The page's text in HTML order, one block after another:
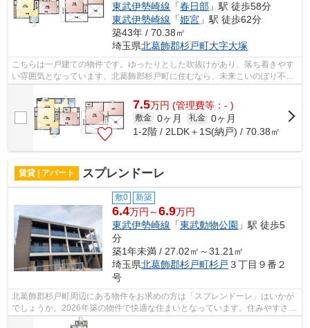
東武伊勢崎線 「春日部 」駅 徒歩58分
東武伊勢崎線 「姫宮 」駅 徒歩62分
築43年 / 70.38㎡
埼玉県北葛飾郡杉戸町大字大塚
こちらは一戸建ての物件です。ゆったりとした吹抜けがあり、落ち着きやす
い雰囲気となっています。北葛飾郡杉戸町に住むなら、未来こいのぼり不動
7.5万円 (管理費等：- )
敷金 0ヶ月 礼金 0ヶ月
1-2階 / 2LDK＋1S(納戸) / 70.38㎡
賃貸 | アパート スプレンドーレ
敷0 新築
6.4万円～6.9万円
東武伊勢崎線 「東武動物公園 」駅 徒歩5
分
築1年未満 / 27.02㎡～31.21㎡
埼玉県北葛飾郡杉戸町杉戸 ３丁目９番２
号
北葛飾郡杉戸町周辺にある物件をお求めの方は「スプレンドーレ」はいかが
でしょうか。2026年築の物件で快適な住まいとなっています。住みやすさが
満載でイチオシのアパートはこちらで...